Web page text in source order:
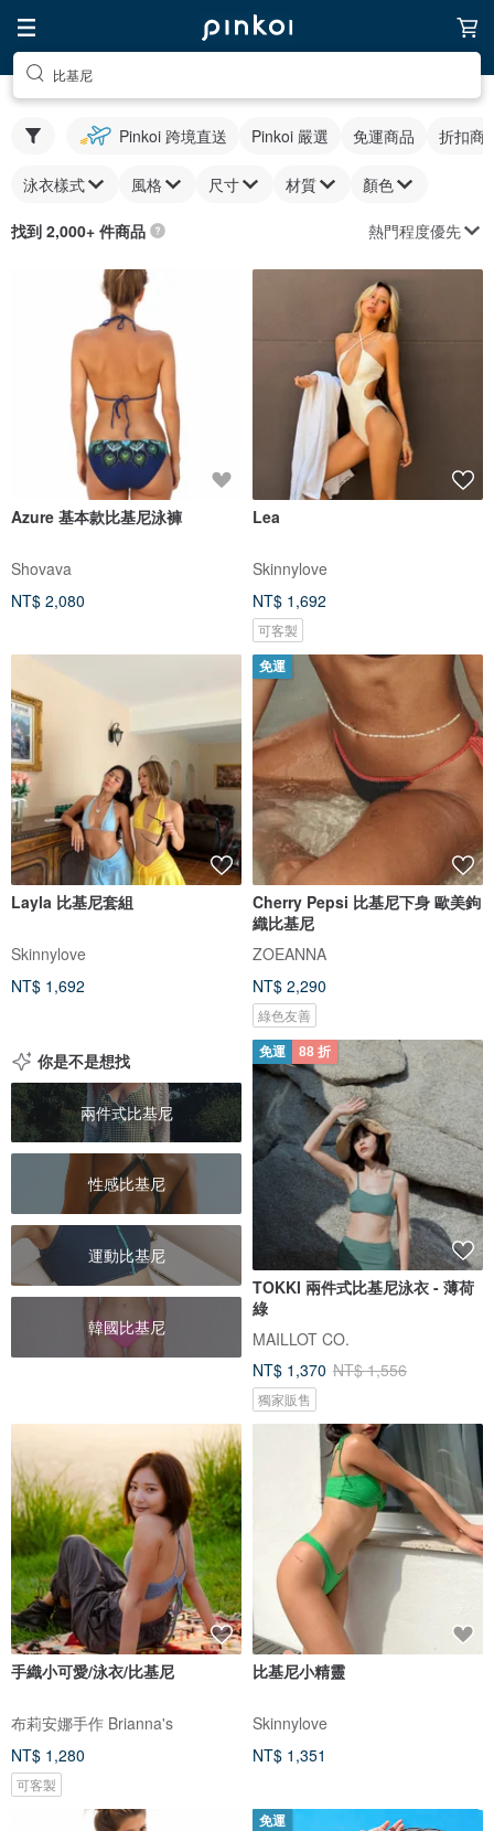
比基尼
Pinkoi 跨境直送 Pinkoi 嚴選 免運商品 折扣商
泳衣樣式 風格 尺寸 材質 顏色
找到 2,000+ 件商品 熱門程度優先
Azure 基本款比基尼泳褲
Shovava
NT$ 2,080
Lea
Skinnylove
NT$ 1,692
可客製
Layla 比基尼套組
Skinnylove
NT$ 1,692
免運
Cherry Pepsi 比基尼下身 歐美鉤
織比基尼
ZOEANNA
NT$ 2,290
綠色友善
你是不是想找
兩件式比基尼
性感比基尼
運動比基尼
韓國比基尼
免運 88 折
TOKKI 兩件式比基尼泳衣 - 薄荷
綠
MAILLOT CO.
NT$ 1,370 NT$ 1,556
獨家販售
手織小可愛/泳衣/比基尼
布莉安娜手作 Brianna's
NT$ 1,280
可客製
比基尼小精靈
Skinnylove
NT$ 1,351
免運